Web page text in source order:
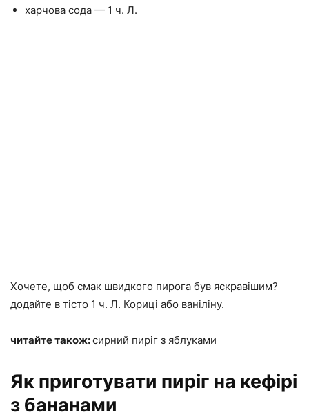
харчова сода — 1 ч. Л.
Хочете, щоб смак швидкого пирога був яскравішим?
додайте в тісто 1 ч. Л. Кориці або ваніліну.
читайте також:сирний пиріг з яблуками
Як приготувати пиріг на кефірі
з бананами